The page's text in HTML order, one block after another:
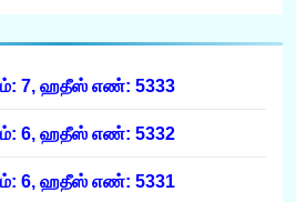
7, ஹதீஸ் எண்: 5333
6, ஹதீஸ் எண்: 5332
6, ஹதீஸ் எண்: 5331